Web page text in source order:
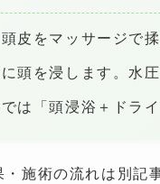
頭皮をマッサージで
に頭を浸します。水
は「頭浸浴＋ドラ
施術の流れは別記